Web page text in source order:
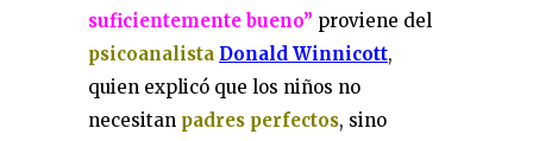
suficientemente bueno” proviene del
psicoanalista Donald Winnicott,
quien explicó que los niños no
necesitan padres perfectos, sino